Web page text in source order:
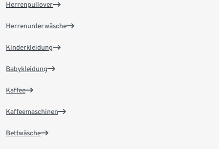
Herrenpullover
Herrenunterwäsche
Kinderkleidung
Babykleidung
Kaffee
Kaffeemaschinen
Bettwäsche